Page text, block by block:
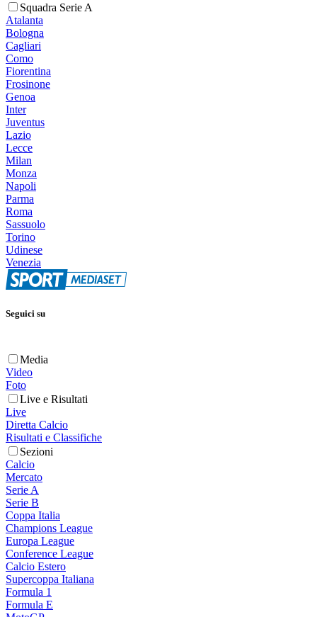
Squadra Serie A
Atalanta
Bologna
Cagliari
Como
Fiorentina
Frosinone
Genoa
Inter
Juventus
Lazio
Lecce
Milan
Monza
Napoli
Parma
Roma
Sassuolo
Torino
Udinese
Venezia
Seguici su
Media
Video
Foto
Live e Risultati
Live
Diretta Calcio
Risultati e Classifiche
Sezioni
Calcio
Mercato
Serie A
Serie B
Coppa Italia
Champions League
Europa League
Conference League
Calcio Estero
Supercoppa Italiana
Formula 1
Formula E